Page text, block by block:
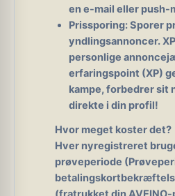
en e-mail eller push-
Prissporing:Sporer
yndlingsannoncer.
personlige
erfaringspoint (XP)
kampe, forbedrer sit
direkte i din profil!
Hvor meget koster det?
Hver nyregistreret
prøveperiode